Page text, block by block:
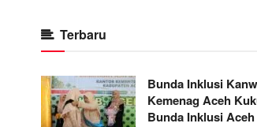
Terbaru
Bunda Inklusi
Kemenag Aceh
Bunda Inklusi